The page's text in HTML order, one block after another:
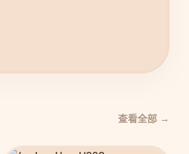
查看全部 →